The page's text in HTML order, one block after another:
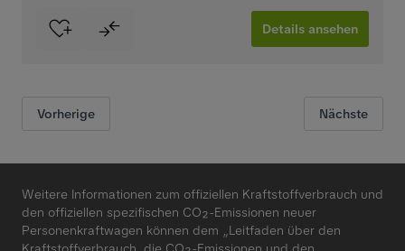
Details ansehen
Vorherige Nächste
Weitere Informationen zum offiziellen Kraftstoffverbrauch und
den offiziellen spezifischen CO₂-Emissionen neuer
Personenkraftwagen können dem „Leitfaden über den